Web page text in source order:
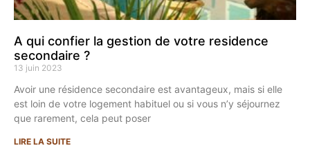
A qui confier la gestion de votre residence
secondaire ?
13 juin 2023
Avoir une résidence secondaire est avantageux, mais si elle
est loin de votre logement habituel ou si vous n’y séjournez
que rarement, cela peut poser
LIRE LA SUITE